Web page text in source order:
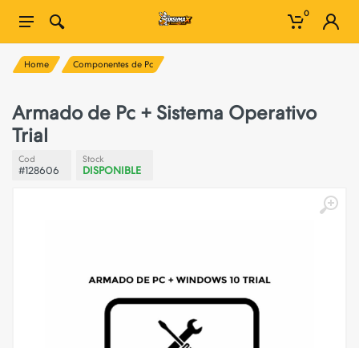
0
Home Componentes de Pc
Armado de Pc + Sistema Operativo
Trial
Cod
#128606
Stock
DISPONIBLE